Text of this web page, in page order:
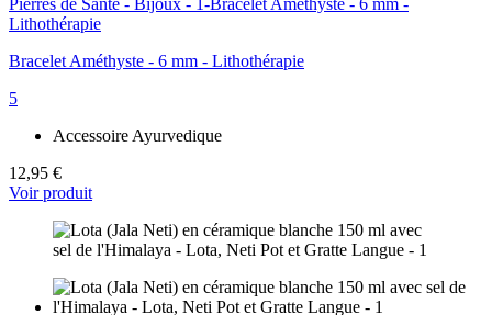
Bracelet Améthyste - 6 mm - Lithothérapie
5
Accessoire Ayurvedique
12,95 €
Voir produit